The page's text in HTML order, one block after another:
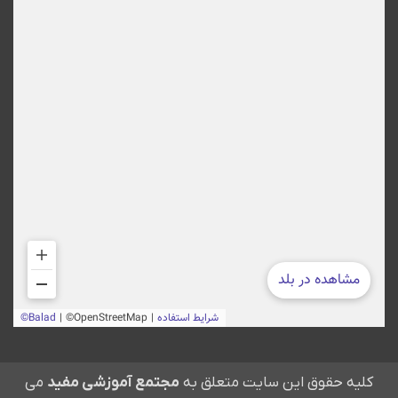
حقوق این سایت متعلق بهمجتمع آموزشی مفیدمی